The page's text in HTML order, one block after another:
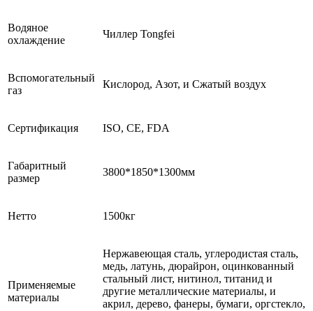
Водяное
охлаждение
Чиллер Tongfei
Вспомогательный
газ
Кислород, Азот, и Сжатый воздух
Сертификация ISO, CE, FDA
Габаритный
размер
3800*1850*1300мм
Нетто 1500кг
Применяемые
материалы
Нержавеющая сталь, углеродистая сталь,
медь, латунь, дюрайрон, оцинкованный
стальный лист, нитинол, титанид и
другие металлические материалы, и
акрил, дерево, фанеры, бумаги, оргстекло,